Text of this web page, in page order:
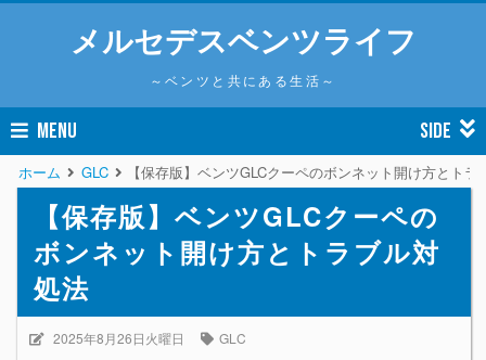
メルセデスベンツライフ
～ベンツと共にある生活～
MENU SIDE
ホーム GLC 【保存版】ベンツGLCクーペのボンネット開け方とトラ
【保存版】ベンツGLCクーペの
ボンネット開け方とトラブル対
処法
2025年8月26日火曜日 GLC